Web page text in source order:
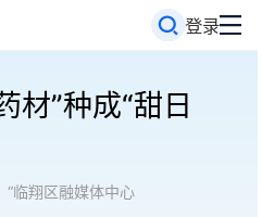
登录
材”种成“甜日
“临翔区融媒体中心